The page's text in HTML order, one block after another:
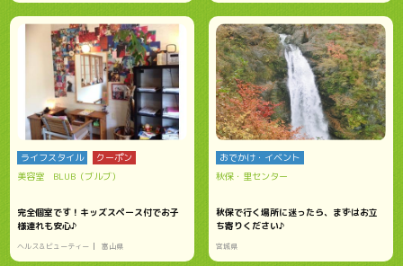
ライフスタイル
クーポン
美容室 BLUB（ブルブ）
完全個室です！キッズスペース付でお子
様連れも安心♪
ヘルス＆ビューティー 富山県
おでかけ・イベント
秋保・里センター
秋保で行く場所に迷ったら、まずはお立
ち寄りください♪
宮城県